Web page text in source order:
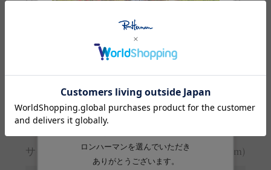
「UNDER R」（アンダー アール）。ロンハー
マンのスタイルを受け継ぎながら、周りのクー
ルな仲間たちが関わるアート、音楽、洋服など
お取り扱いのご注意
※ 購入前に必ずご確認ください
サイズガイド (cm)